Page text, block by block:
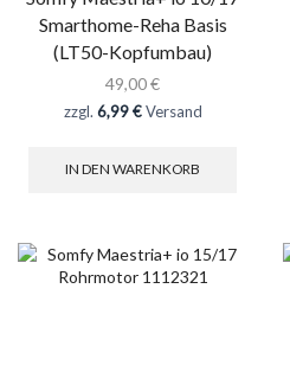
Smarthome-Reha Basis
(LT50-Kopfumbau)
49,00€
zzgl. 6,99 €Versand
IN DEN WARENKORB